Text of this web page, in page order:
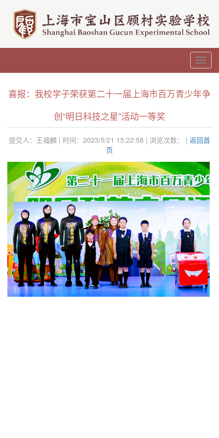
喜报：我校学子荣获第二十一届上海市百万青少年争
创“明日科技之星”活动一等奖
提交人：王福麟 | 时间：2023/5/21 15:22:58 | 浏览次数： | 返回首
页